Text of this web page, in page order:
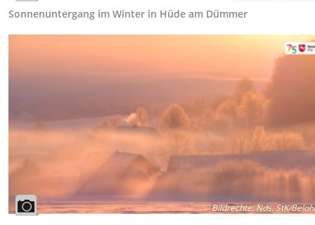
Sonnenuntergang im Winter in Hüde am Dümmer
Bildrechte:Nds. StK/